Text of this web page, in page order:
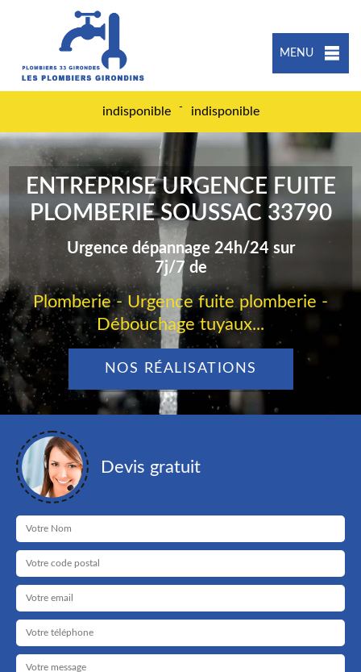
MENU
indisponible - indisponible
ENTREPRISE URGENCE FUITE
PLOMBERIE SOUSSAC 33790
Urgence dépannage 24h/24 sur
7j/7 de
Plomberie - Urgence fuite plomberie -
Débouchage tuyaux...
NOS RÉALISATIONS
Devis gratuit